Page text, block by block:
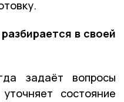
в своей
задаёт вопросы
состояние